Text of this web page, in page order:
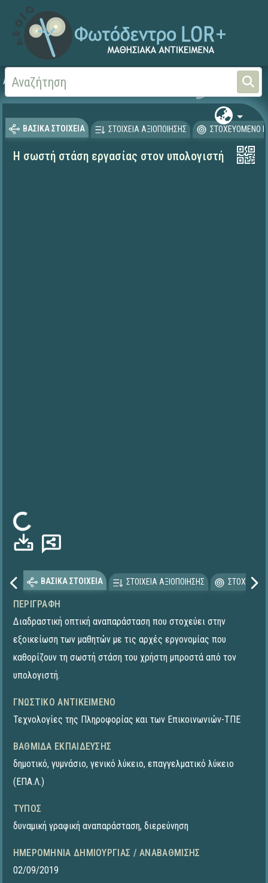
Αρχική
ΒΑΣΙΚΑ ΣΤΟΙΧΕΙΑ ΣΤΟΙΧΕΙΑ ΑΞΙΟΠΟΙΗΣΗΣ ΣΤΟΧΕΥΟΜΕΝΟ
Η σωστή στάση εργασίας στον υπολογιστή
Φόρτωση...
ΒΑΣΙΚΑ ΣΤΟΙΧΕΙΑ ΣΤΟΙΧΕΙΑ ΑΞΙΟΠΟΙΗΣΗΣ
ΠΕΡΙΓΡΑΦΉ
Διαδραστική οπτική αναπαράσταση που στοχεύει στην
εξοικείωση των μαθητών με τις αρχές εργονομίας που
καθορίζουν τη σωστή στάση του χρήστη μπροστά από τον
υπολογιστή.
ΓΝΩΣΤΙΚΌ ΑΝΤΙΚΕΊΜΕΝΟ
Τεχνολογίες της Πληροφορίας και των Επικοινωνιών-ΤΠΕ
ΒΑΘΜΊΔΑ ΕΚΠΑΊΔΕΥΣΗΣ
δημοτικό, γυμνάσιο, γενικό λύκειο, επαγγελματικό λύκειο
(ΕΠΑ.Λ.)
ΤΎΠΟΣ
δυναμική γραφική αναπαράσταση, διερεύνηση
ΗΜΕΡΟΜΗΝΊΑ ΔΗΜΙΟΥΡΓΊΑΣ / ΑΝΑΒΆΘΜΙΣΗΣ
02/09/2019